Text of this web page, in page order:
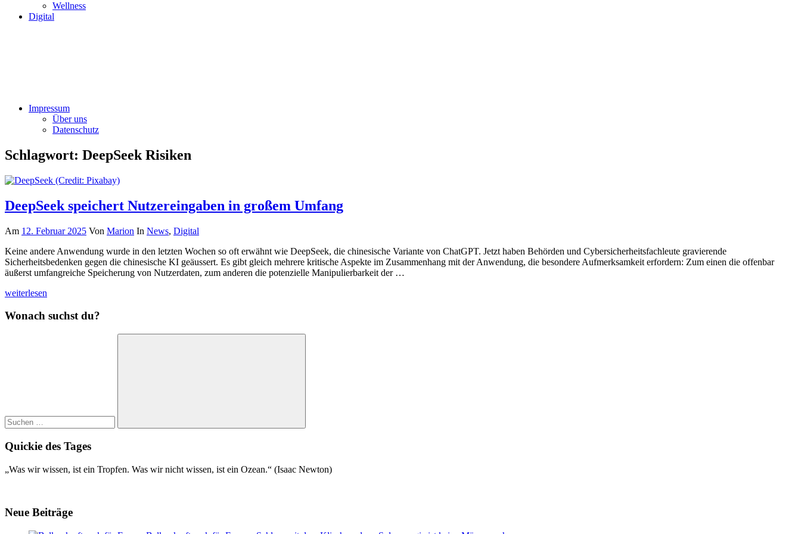
Wellness
Digital
Impressum
Über uns
Datenschutz
Schlagwort: DeepSeek Risiken
DeepSeek speichert Nutzereingaben in großem Umfang
Am 12. Februar 2025 Von Marion In News, Digital
Keine andere Anwendung wurde in den letzten Wochen so oft erwähnt wie DeepSeek, die chinesische Variante von ChatGPT. Jetzt haben Behörden und Cybersicherheitsfachleute gravierende
Sicherheitsbedenken gegen die chinesische KI geäussert. Es gibt gleich mehrere kritische Aspekte im Zusammenhang mit der Anwendung, die besondere Aufmerksamkeit erfordern: Zum einen die offenbar
äußerst umfangreiche Speicherung von Nutzerdaten, zum anderen die potenzielle Manipulierbarkeit der …
weiterlesen
Wonach suchst du?
Suchen
Quickie des Tages
„Was wir wissen, ist ein Tropfen. Was wir nicht wissen, ist ein Ozean.“ (Isaac Newton)
Neue Beiträge